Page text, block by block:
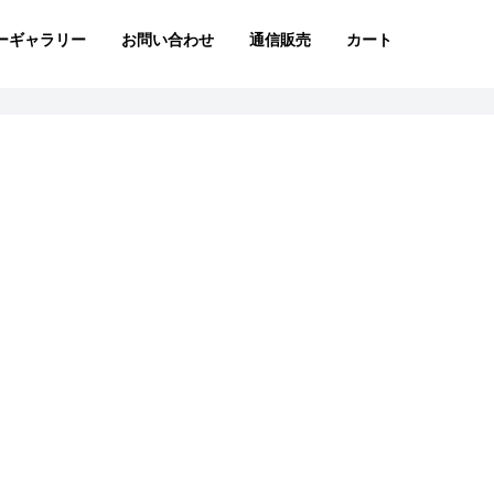
ギャラリー お問い合わせ 通信販売 カート